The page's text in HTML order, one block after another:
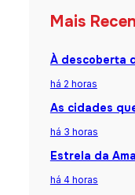
Mais
À descoberta
há 2 horas
As cidades
há 3 horas
Estrela da
há 4 horas